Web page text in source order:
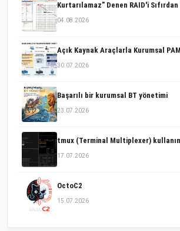
Kurtarılamaz" Denen RAID'i
04.08.2026
Açık Kaynak Araçlarla Kurumsal PAM
30.07.2026
Başarılı bir kurumsal BT yönetimi
23.07.2026
tmux (Terminal Multiplexer)
17.07.2026
OctoC2
15.07.2026